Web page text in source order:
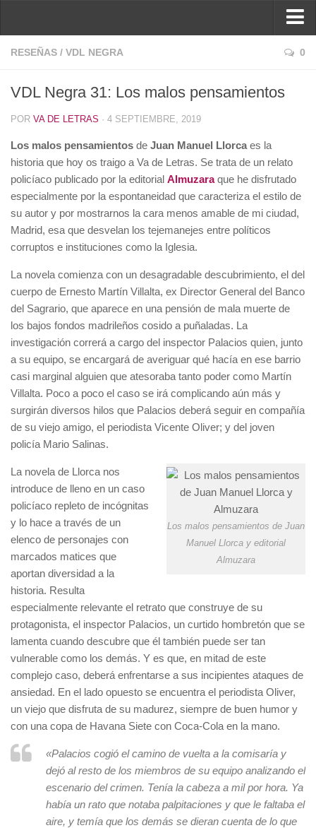
Inicio
Ver reseñas
Política de reseñas
Recomendados
Novela negra
Sobre mí
Colaboran
Contacto
RESEÑAS / VDL NEGRA 0
VDL Negra 31: Los malos pensamientos
POR VA DE LETRAS · 4 SEPTIEMBRE, 2019
Los malos pensamientos de Juan Manuel Llorca es la
historia que hoy os traigo a Va de Letras. Se trata de un relato
policíaco publicado por la editorial Almuzaraque he disfrutado
especialmente por la espontaneidad que caracteriza el estilo de
su autor y por mostrarnos la cara menos amable de mi ciudad,
Madrid, esa que desvelan los tejemanejes entre políticos
corruptos e instituciones como la Iglesia.
La novela comienza con un desagradable descubrimiento, el del
cuerpo de Ernesto Martín Villalta, ex Director General del Banco
del Sagrario, que aparece en una pensión de mala muerte de
los bajos fondos madrileños cosido a puñaladas. La
investigación correrá a cargo del inspector Palacios quien, junto
a su equipo, se encargará de averiguar qué hacía en ese barrio
casi marginal alguien que atesoraba tanto poder como Martín
Villalta. Poco a poco el caso se irá complicando aún más y
surgirán diversos hilos que Palacios deberá seguir en compañía
de su viejo amigo, el periodista Vicente Oliver; y del joven
policía Mario Salinas.
Los malos pensamientos de Juan
Manuel Llorca y editorial
Almuzara
La novela de Llorca nos
introduce de lleno en un caso
policíaco repleto de incógnitas
y lo hace a través de un
elenco de personajes con
marcados matices que
aportan diversidad a la
historia. Resulta
especialmente relevante el retrato que construye de su
protagonista, el inspector Palacios, un curtido hombretón que se
lamenta cuando descubre que él también puede ser tan
vulnerable como los demás. Y es que, en mitad de este
complejo caso, deberá enfrentarse a sus incipientes ataques de
ansiedad. En el lado opuesto se encuentra el periodista Oliver,
un viejo que disfruta de su madurez, siempre de buen humor y
con una copa de Havana Siete con Coca-Cola en la mano.
«Palacios cogió el camino de vuelta a la comisaría y
dejó al resto de los miembros de su equipo analizando el
escenario del crimen. Tenía la cabeza a mil por hora. Ya
había un rato que notaba palpitaciones y que le faltaba el
aire, y temía que los demás se dieran cuenta de lo que